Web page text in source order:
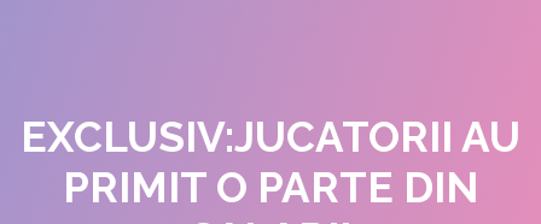
EXCLUSIV:JUCATORII AU
PRIMIT O PARTE DIN